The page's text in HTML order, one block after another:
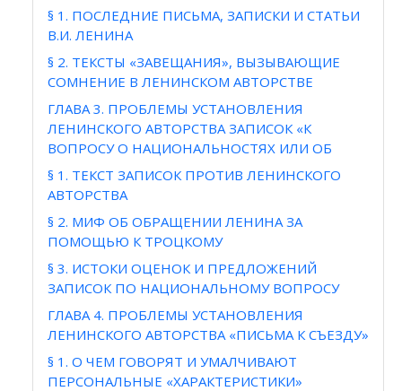
§ 1. ПОСЛЕДНИЕ ПИСЬМА, ЗАПИСКИ И СТАТЬИ
В.И. ЛЕНИНА
§ 2. ТЕКСТЫ «ЗАВЕЩАНИЯ», ВЫЗЫВАЮЩИЕ
СОМНЕНИЕ В ЛЕНИНСКОМ АВТОРСТВЕ
ГЛАВА 3. ПРОБЛЕМЫ УСТАНОВЛЕНИЯ
ЛЕНИНСКОГО АВТОРСТВА ЗАПИСОК «К
ВОПРОСУ О НАЦИОНАЛЬНОСТЯХ ИЛИ ОБ
§ 1. ТЕКСТ ЗАПИСОК ПРОТИВ ЛЕНИНСКОГО
АВТОРСТВА
§ 2. МИФ ОБ ОБРАЩЕНИИ ЛЕНИНА ЗА
ПОМОЩЬЮ К ТРОЦКОМУ
§ 3. ИСТОКИ ОЦЕНОК И ПРЕДЛОЖЕНИЙ
ЗАПИСОК ПО НАЦИОНАЛЬНОМУ ВОПРОСУ
ГЛАВА 4. ПРОБЛЕМЫ УСТАНОВЛЕНИЯ
ЛЕНИНСКОГО АВТОРСТВА «ПИСЬМА К СЪЕЗДУ»
§ 1. О ЧЕМ ГОВОРЯТ И УМАЛЧИВАЮТ
ПЕРСОНАЛЬНЫЕ «ХАРАКТЕРИСТИКИ»